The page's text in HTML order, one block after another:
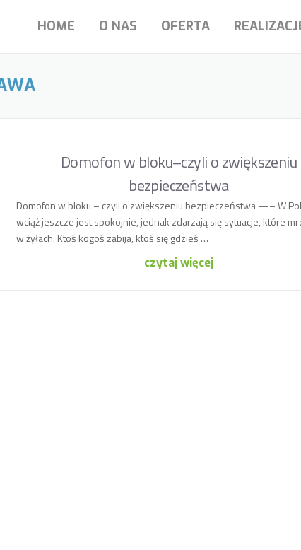
HOME O NAS OFERTA
Domofon w bloku–czyli o zwiększeniu
bezpieczeństwa
Domofon w bloku – czyli o zwiększeniu bezpieczeństwa —– W
wciąż jeszcze jest spokojnie, jednak zdarzają się sytuacje, które
w żyłach. Ktoś kogoś zabija, ktoś się gdzieś …
czytaj więcej